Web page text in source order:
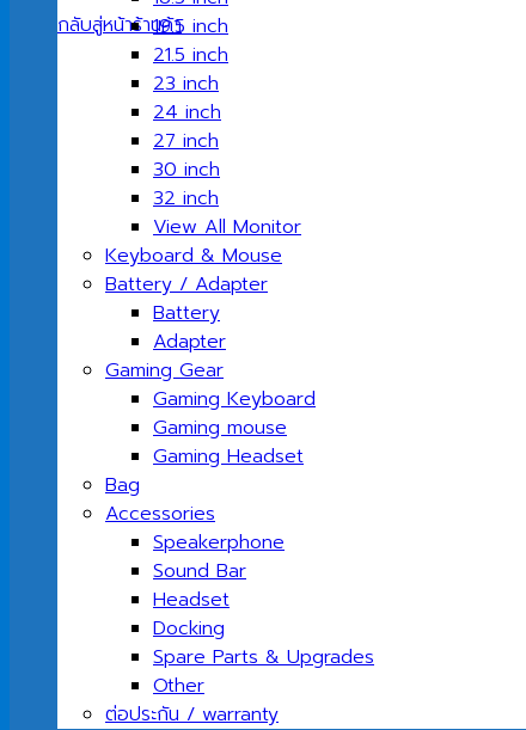
กลับสู่หน้าร้านค้า19.5 inch
21.5 inch
23 inch
24 inch
27 inch
30 inch
32 inch
View All Monitor
Keyboard & Mouse
Battery / Adapter
Battery
Adapter
Gaming Gear
Gaming Keyboard
Gaming mouse
Gaming Headset
Bag
Accessories
Speakerphone
Sound Bar
Headset
Docking
Spare Parts & Upgrades
Other
ต่อประกัน / warranty